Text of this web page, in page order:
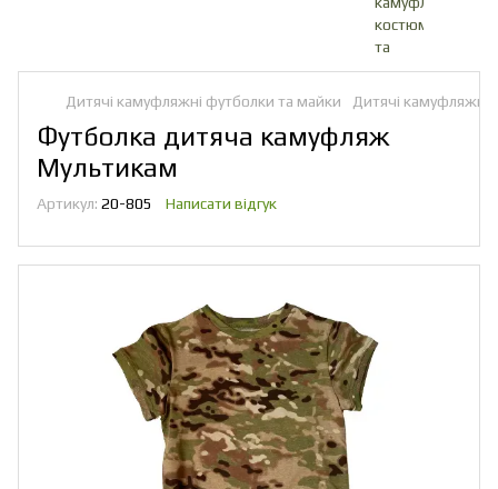
Дитячі камуфляжні футболки та майки Дитячі камуфляжні
Футболка дитяча камуфляж
Мультикам
Артикул: 20-805 Написати відгук